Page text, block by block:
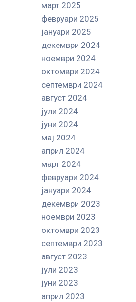
март 2025
февруари 2025
јануари 2025
декември 2024
ноември 2024
октомври 2024
септември 2024
август 2024
јули 2024
јуни 2024
мај 2024
април 2024
март 2024
февруари 2024
јануари 2024
декември 2023
ноември 2023
октомври 2023
септември 2023
август 2023
јули 2023
јуни 2023
април 2023